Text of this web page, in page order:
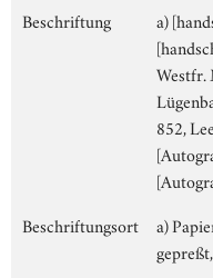
Beschriftung
a)
Westfr.
852,
Beschriftungsort
a)